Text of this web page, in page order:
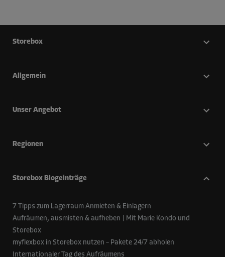
Storebox
Allgemein
Unser Angebot
Regionen
Storebox Blogeinträge
7 Tipps zum Lagerraum Anmieten & Einlagern
Aufräumen, ausmisten & aufheben | Mit Marie Kondo und
Storebox
myflexbox in Storebox nutzen – Pakete 24/7 abholen
Internationaler Tag des Aufräumens